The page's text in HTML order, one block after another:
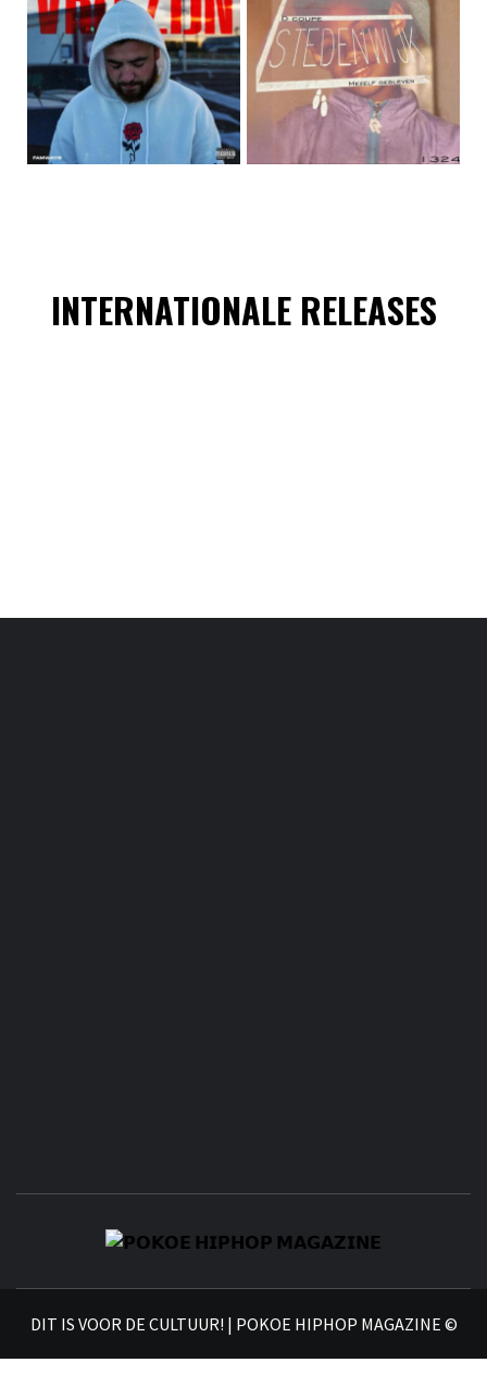
INTERNATIONALE RELEASES
DIT IS VOOR DE CULTUUR! | POKOE HIPHOP MAGAZINE ©